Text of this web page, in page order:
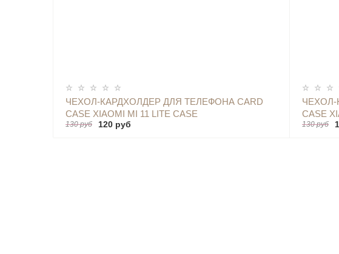
ЧЕХОЛ-КАРДХОЛДЕР ДЛЯ ТЕЛЕФОНА CARD
CASE XIAOMI MI 11 LITE CASE
130 руб 120 руб
КУПИТЬ
ЧЕХОЛ-
CASE
130 руб